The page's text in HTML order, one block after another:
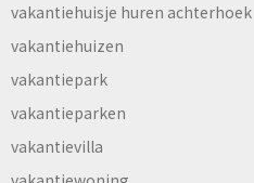
vakantiehuisje huren achterhoek
vakantiehuizen
vakantiepark
vakantieparken
vakantievilla